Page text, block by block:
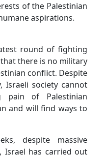
of the Palestinian
aspirations.
round of fighting
there is no military
conflict. Despite
Israeli society cannot
pain of Palestinian
and will find ways to
despite massive
Israel has carried out